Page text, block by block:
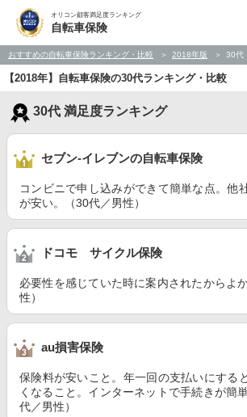
オリコン顧客満足度ランキング
自転車保険
おすすめの自転車保険ランキング・比較 2018年版 30代
【2018年】自転車保険の30代ランキング・比較
30代 満足度ランキング
セブン‐イレブンの自転車保険
コンビニで申し込みができて簡単な点。他
が安い。（30代／男性）
ドコモ サイクル保険
必要性を感じていた時に案内されたからよ
性）
au損害保険
保険料が安いこと。年一回の支払いにする
くなること。インターネットで手続きが簡
代／男性）